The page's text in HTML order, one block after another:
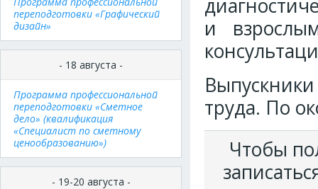
переподготовки «Графический
дизайн»
- 18 августа -
Программа профессиональной
переподготовки «Сметное
дело» (квалификация
«Специалист по сметному
ценообразованию»)
- 19-20 августа -
и
труда. По
Чтобы